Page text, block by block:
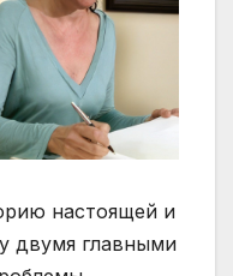
настоящей и
двумя главными